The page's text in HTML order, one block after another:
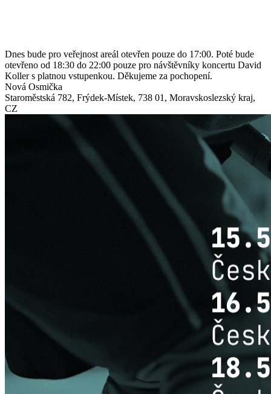
Dnes bude pro veřejnost areál otevřen pouze do 17:00. Poté bude
otevřeno od 18:30 do 22:00 pouze pro návštěvníky koncertu David
Koller s platnou vstupenkou. Děkujeme za pochopení.
Nová Osmička
Staroměstská 782, Frýdek-Místek, 738 01 , Moravskoslezský kraj,
CZ